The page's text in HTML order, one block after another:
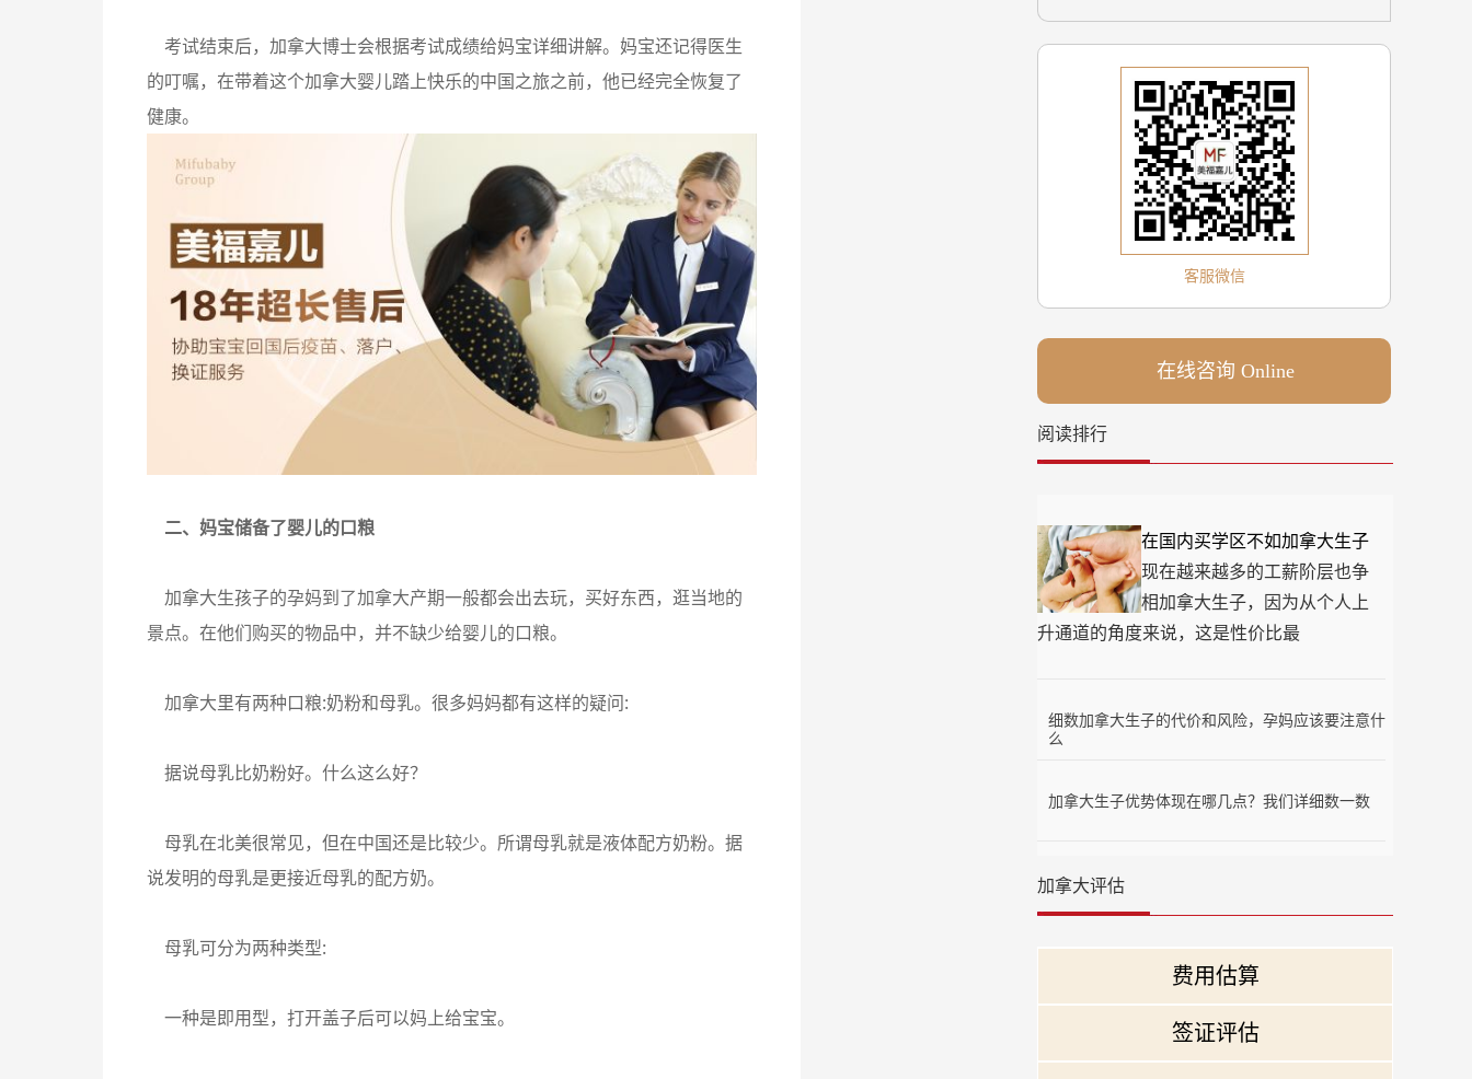
考试结束后，加拿大博士会根据考试成绩给妈宝详细讲解。妈宝还记得医生
的叮嘱，在带着这个加拿大婴儿踏上快乐的中国之旅之前，他已经完全恢复了
健康。
二、妈宝储备了婴儿的口粮
加拿大生孩子的孕妈到了加拿大产期一般都会出去玩，买好东西，逛当地的
景点。在他们购买的物品中，并不缺少给婴儿的口粮。
加拿大里有两种口粮:奶粉和母乳。很多妈妈都有这样的疑问:
据说母乳比奶粉好。什么这么好？
母乳在北美很常见，但在中国还是比较少。所谓母乳就是液体配方奶粉。据
说发明的母乳是更接近母乳的配方奶。
母乳可分为两种类型:
一种是即用型，打开盖子后可以妈上给宝宝。
客服微信
在线咨询 Online
阅读排行
在国内买学区不如加拿大生子
现在越来越多的工薪阶层也争
相加拿大生子，因为从个人上
升通道的角度来说，这是性价比最
细数加拿大生子的代价和风险，孕妈应该要注意什
么
加拿大生子优势体现在哪几点？我们详细数一数
加拿大评估
费用估算
签证评估